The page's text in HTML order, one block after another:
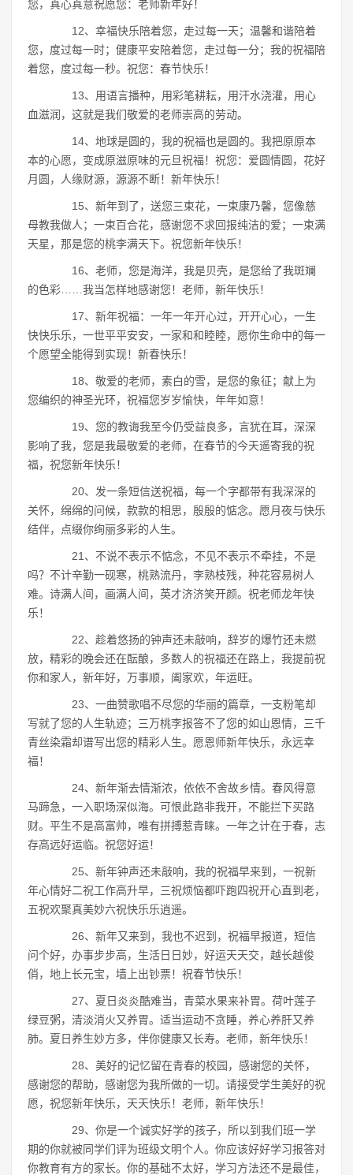
您，真心真意祝愿您：老师新年好！
12、幸福快乐陪着您，走过每一天；温馨和谐陪着
您，度过每一时；健康平安陪着您，走过每一分；我的祝福陪
着您，度过每一秒。祝您：春节快乐！
13、用语言播种，用彩笔耕耘，用汗水浇灌，用心
血滋润，这就是我们敬爱的老师崇高的劳动。
14、地球是圆的，我的祝福也是圆的。我把原原本
本的心愿，变成原滋原味的元旦祝福！祝您：爱圆情圆，花好
月圆，人缘财源，源源不断！新年快乐！
15、新年到了，送您三束花，一束康乃馨，您像慈
母教我做人；一束百合花，感谢您不求回报纯洁的爱；一束满
天星，那是您的桃李满天下。祝您新年快乐！
16、老师，您是海洋，我是贝壳，是您给了我斑斓
的色彩……我当怎样地感谢您！老师，新年快乐！
17、新年祝福：一年一年开心过，开开心心，一生
快快乐乐，一世平平安安，一家和和睦睦，愿你生命中的每一
个愿望全能得到实现！新春快乐！
18、敬爱的老师，素白的雪，是您的象征；献上为
您编织的神圣光环，祝福您岁岁愉快，年年如意！
19、您的教诲我至今仍受益良多，言犹在耳，深深
影响了我，您是我最敬爱的老师，在春节的今天遥寄我的祝
福，祝您新年快乐！
20、发一条短信送祝福，每一个字都带有我深深的
关怀，绵绵的问候，款款的相思，殷殷的惦念。愿月夜与快乐
结伴，点缀你绚丽多彩的人生。
21、不说不表示不惦念，不见不表示不牵挂，不是
吗？不计辛勤一砚寒，桃熟流丹，李熟枝残，种花容易树人
难。诗满人间，画满人间，英才济济笑开颜。祝老师龙年快
乐！
22、趁着悠扬的钟声还未敲响，辞岁的爆竹还未燃
放，精彩的晚会还在酝酿，多数人的祝福还在路上，我提前祝
你和家人，新年好，万事顺，阖家欢，年运旺。
23、一曲赞歌唱不尽您的华丽的篇章，一支粉笔却
写就了您的人生轨迹；三万桃李报答不了您的如山恩情，三千
青丝染霜却谱写出您的精彩人生。愿恩师新年快乐，永远幸
福！
24、新年渐去情渐浓，依依不舍故乡情。春风得意
马蹄急，一入职场深似海。可恨此路非我开，不能拦下买路
财。平生不是高富帅，唯有拼搏惹青睐。一年之计在于春，志
存高远好运临。祝您好运！
25、新年钟声还未敲响，我的祝福早来到，一祝新
年心情好二祝工作高升早，三祝烦恼都吓跑四祝开心直到老，
五祝欢聚真美妙六祝快乐乐逍遥。
26、新年又来到，我也不迟到，祝福早报道，短信
问个好，办事步步高，生活日日妙，好运天天交，越长越俊
俏，地上长元宝，墙上出钞票！祝春节快乐！
27、夏日炎炎酷难当，青菜水果来补胃。荷叶莲子
绿豆粥，清淡消火又养胃。适当运动不贪睡，养心养肝又养
肺。夏日养生妙方多，伴你健康又长寿。老师，新年快乐！
28、美好的记忆留在青春的校园，感谢您的关怀，
感谢您的帮助，感谢您为我所做的一切。请接受学生美好的祝
愿，祝您新年快乐，天天快乐！老师，新年快乐！
29、你是一个诚实好学的孩子，所以到我们班一学
期的你就被同学们评为班级文明个人。你应该好好学习报答对
你教育有方的家长。你的基础不太好，学习方法还不是最佳，